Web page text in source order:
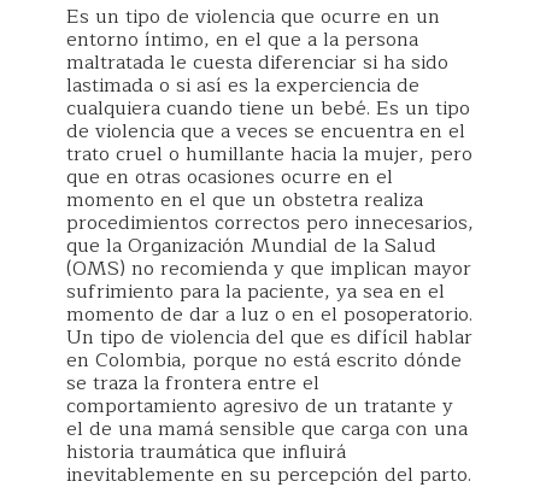
Es un tipo de violencia que ocurre en un
entorno íntimo, en el que a la persona
maltratada le cuesta diferenciar si ha sido
lastimada o si así es la experciencia de
cualquiera cuando tiene un bebé. Es un tipo
de violencia que a veces se encuentra en el
trato cruel o humillante hacia la mujer, pero
que en otras ocasiones ocurre en el
momento en el que un obstetra realiza
procedimientos correctos pero innecesarios,
que la Organización Mundial de la Salud
(OMS) no recomienda y que implican mayor
sufrimiento para la paciente, ya sea en el
momento de dar a luz o en el posoperatorio.
Un tipo de violencia del que es difícil hablar
en Colombia, porque no está escrito dónde
se traza la frontera entre el
comportamiento agresivo de un tratante y
el de una mamá sensible que carga con una
historia traumática que influirá
inevitablemente en su percepción del parto.